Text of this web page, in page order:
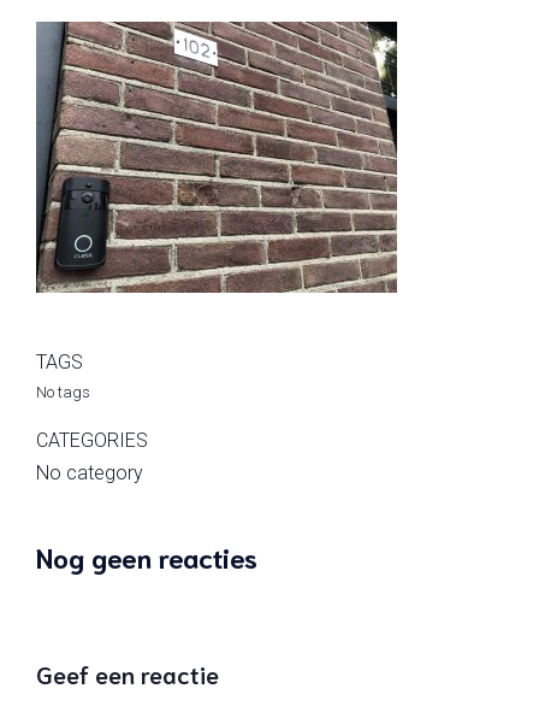
TAGS
No tags
CATEGORIES
No category
Nog geen reacties
Geef een reactie